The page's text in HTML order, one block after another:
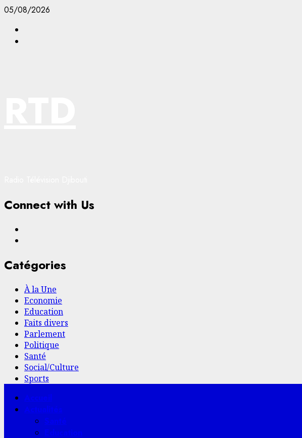
Aller
contenu
05/08/2026
Connect with Us
Catégories
À la Une
Economie
Education
Faits divers
Parlement
Politique
Santé
Social/Culture
Sports
Menu
principal
Accueil
Actualités
Santé
Education